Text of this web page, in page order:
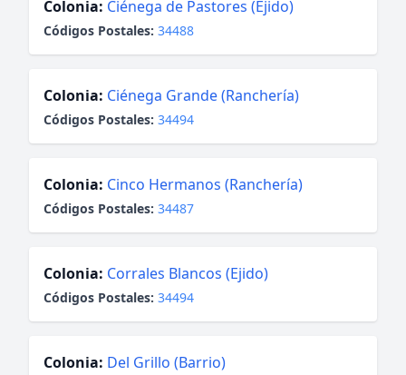
Colonia: Ciénega de Pastores (Ejido)
Códigos Postales: 34488
Colonia: Ciénega Grande (Ranchería)
Códigos Postales: 34494
Colonia: Cinco Hermanos (Ranchería)
Códigos Postales: 34487
Colonia: Corrales Blancos (Ejido)
Códigos Postales: 34494
Colonia: Del Grillo (Barrio)